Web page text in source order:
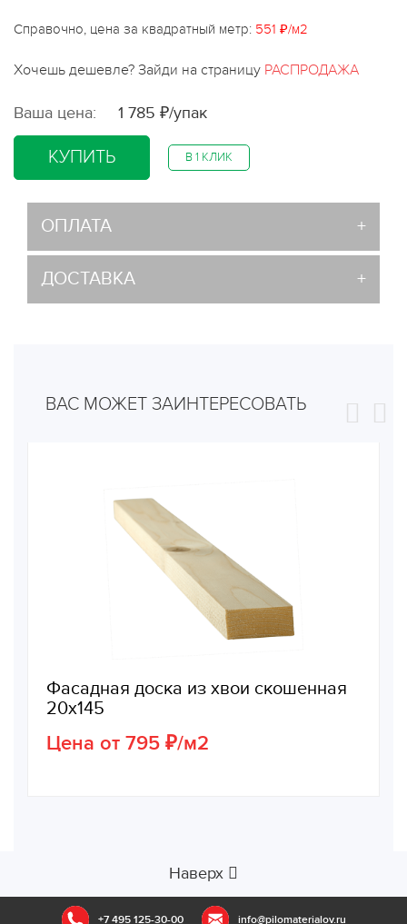
Справочно, цена за квадратный метр: 551 ₽/м2
Хочешь дешевле? Зайди на страницу РАСПРОДАЖА
Ваша цена: 1 785 ₽/упак
КУПИТЬ В 1 КЛИК
ОПЛАТА
ДОСТАВКА
ВАС МОЖЕТ ЗАИНТЕРЕСОВАТЬ
Фасадная доска из хвои скошенная
20х145
Цена от 795 ₽/м2
Наверх
+7 495 125-30-00 info@pilomaterialov.ru